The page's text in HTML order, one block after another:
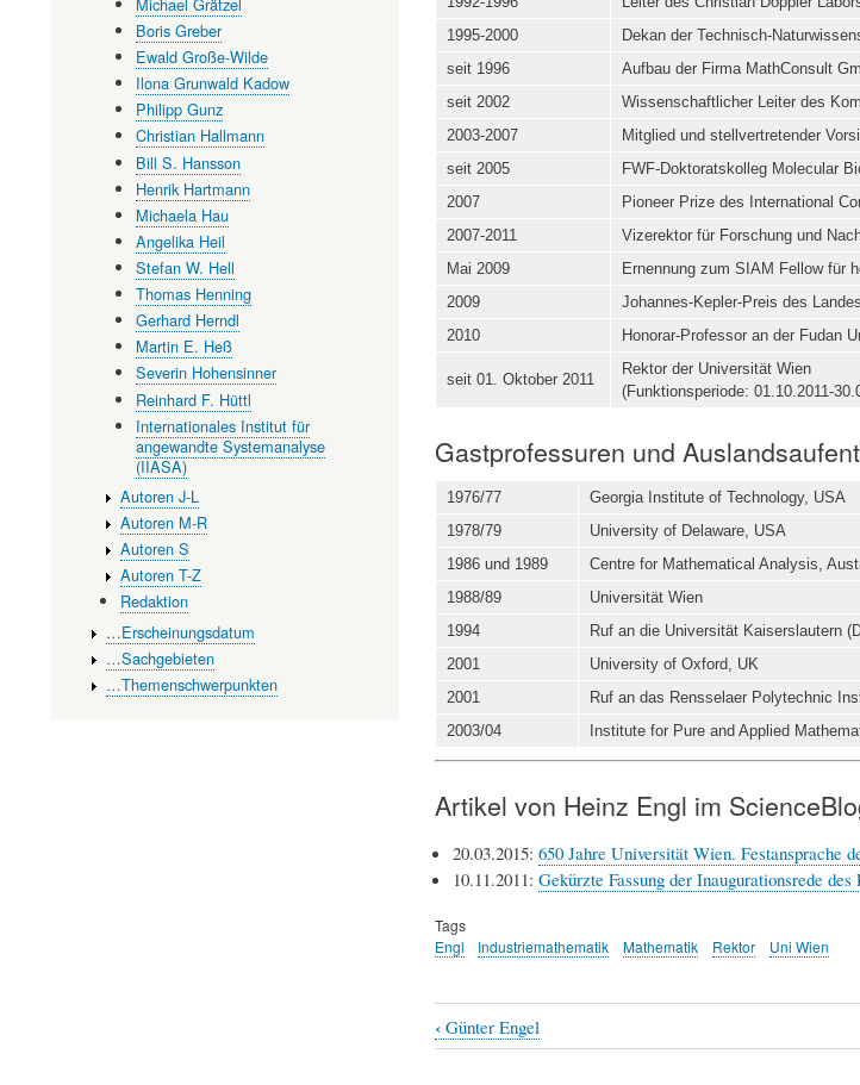
1995-2000
Dekan der Technisch-
seit 1996
Aufbau der Firma MathConsult
seit 2002
Wissenschaftlicher Leiter des
2003-2007
Mitglied und stellvertretender
seit 2005
FWF-Doktoratskolleg Molecular
2007
Pioneer Prize des International
2007-2011
Vizerektor für Forschung und
Mai 2009
Ernennung zum SIAM Fellow für
2009
Johannes-Kepler-Preis des
2010
Honorar-Professor an der Fudan
seit 01. Oktober 2011
Rektor der Universität Wien
(Funktionsperiode: 01.10.2011-
Gastprofessuren und
1976/77
Georgia Institute of Technology, USA
1978/79
University of Delaware, USA
1986 und 1989
Centre for Mathematical Analysis,
1988/89
Universität Wien
1994
Ruf an die Universität Kaiserslautern
2001
University of Oxford, UK
2001
Ruf an das Rensselaer Polytechnic
2003/04
Institute for Pure and Applied
Artikel von Heinz Engl im
20.03.2015: 650 Jahre Universität Wien. Festansprache
10.11.2011: Gekürzte Fassung der Inaugurationsrede
Tags
Engl
Industriemathematik Mathematik Rektor Uni Wien
Book
‹Günter Engel
Boris Greber
Ewald Große-Wilde
Ilona Grunwald Kadow
Philipp Gunz
Christian Hallmann
Bill S. Hansson
Henrik Hartmann
Michaela Hau
Angelika Heil
Stefan W. Hell
Thomas Henning
Gerhard Herndl
Martin E. Heß
Severin Hohensinner
Reinhard F. Hüttl
Internationales Institut für
angewandte Systemanalyse
(IIASA)
Autoren J-L
Autoren M-R
Autoren S
Autoren T-Z
Redaktion
…Erscheinungsdatum
…Sachgebieten
…Themenschwerpunkten